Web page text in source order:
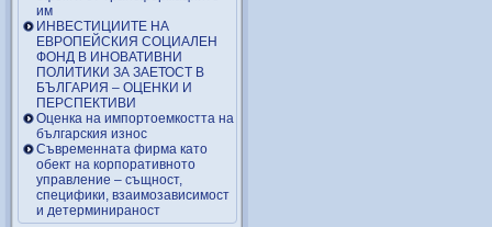
им
ИНВЕСТИЦИИТЕ НА
ЕВРОПЕЙСКИЯ СОЦИАЛЕН
ФОНД В ИНОВАТИВНИ
ПОЛИТИКИ ЗА ЗАЕТОСТ В
БЪЛГАРИЯ – OЦЕНКИ И
ПЕРСПЕКТИВИ
Оценка на импортоемкостта на
българския износ
Съвременната фирма като
обект на корпоративното
управление – същност,
специфики, взаимозависимост
и детерминираност